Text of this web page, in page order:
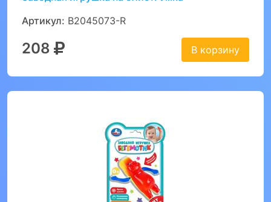
Артикул: B2045073-R
208 В корзину